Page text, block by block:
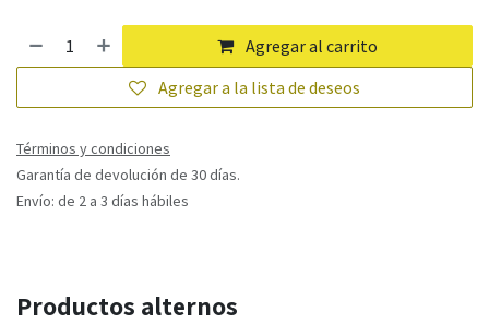
Agregar al carrito
Agregar a la lista de deseos
Términos y condiciones
Garantía de devolución de 30 días.
Envío: de 2 a 3 días hábiles
Productos alternos